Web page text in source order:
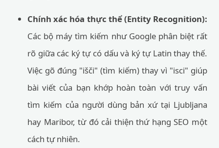
Chính xác hóa thực thể (Entity Recognition):
Các bộ máy tìm kiếm như Google phân biệt rất
rõ giữa các ký tự có dấu và ký tự Latin thay thế.
Việc gõ đúng "išči" (tìm kiếm) thay vì "isci" giúp
bài viết của bạn khớp hoàn toàn với truy vấn
tìm kiếm của người dùng bản xứ tại Ljubljana
hay Maribor, từ đó cải thiện thứ hạng SEO một
cách tự nhiên.